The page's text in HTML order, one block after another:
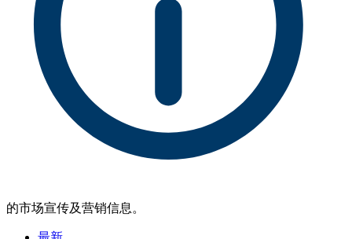
的市场宣传及营销信息。